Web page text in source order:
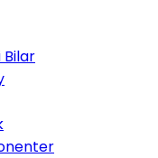
Bilar